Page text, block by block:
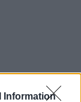
Information